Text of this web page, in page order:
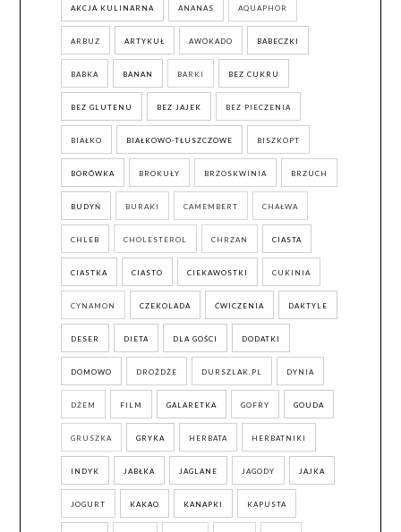
AKCJA KULINARNA ANANAS AQUAPHOR
ARBUZ ARTYKUŁ AWOKADO BABECZKI
BABKA BANAN BARKI BEZ CUKRU
BEZ GLUTENU BEZ JAJEK BEZ PIECZENIA
BIAŁKO BIAŁKOWO-TŁUSZCZOWE BISZKOPT
BORÓWKA BROKUŁY BRZOSKWINIA BRZUCH
BUDYŃ BURAKI CAMEMBERT CHAŁWA
CHLEB CHOLESTEROL CHRZAN CIASTA
CIASTKA CIASTO CIEKAWOSTKI CUKINIA
CYNAMON CZEKOLADA ĆWICZENIA DAKTYLE
DESER DIETA DLA GOŚCI DODATKI
DOMOWO DROŻDŻE DURSZLAK.PL DYNIA
DŻEM FILM GALARETKA GOFRY GOUDA
GRUSZKA GRYKA HERBATA HERBATNIKI
INDYK JABŁKA JAGLANE JAGODY JAJKA
JOGURT KAKAO KANAPKI KAPUSTA